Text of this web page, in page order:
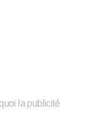
la publicité